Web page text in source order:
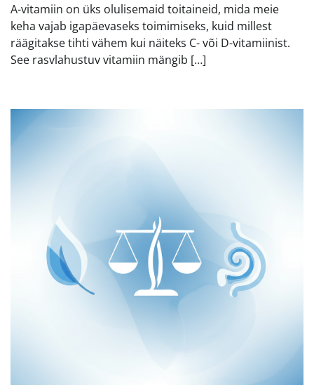
A-vitamiin on üks olulisemaid toitaineid, mida meie
keha vajab igapäevaseks toimimiseks, kuid millest
räägitakse tihti vähem kui näiteks C- või D-vitamiinist.
See rasvlahustuv vitamiin mängib […]